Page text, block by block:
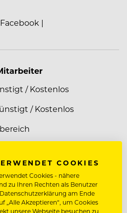
Facebook |
/ Kostenlos
/ Kostenlos
Massagen, Kosmetik,
COOKIES
Cookies - nähere
zu Ihren Rechten als Benutzer
am Ende
„Alle Akzeptieren“, um Cookies
unsere Webseite besuchen zu